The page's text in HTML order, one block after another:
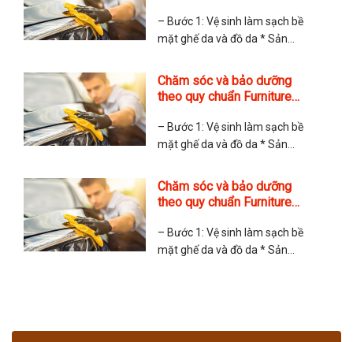
ngấm nước vào bề mặt): Phun
Leather Ultra
– Bước 1: Vệ sinh làm sạch bề
mặt ghế da và đồ da * Sản
Clean. Sản phẩm gồm các dung
tích 100ml, 250ml, 500ml và 5 lít
ngấm nước vào bề mặt): Phun
Leather Ultra
Chăm sóc và bảo dưỡng
theo quy chuẩn Furniture
– Bước 1: Vệ sinh làm sạch bề
mặt ghế da và đồ da * Sản
Clean. Sản phẩm gồm các dung
tích 100ml, 250ml, 500ml và 5 lít
ngấm nước vào bề mặt): Phun
Leather Ultra
Chăm sóc và bảo dưỡng
theo quy chuẩn Furniture
– Bước 1: Vệ sinh làm sạch bề
mặt ghế da và đồ da * Sản